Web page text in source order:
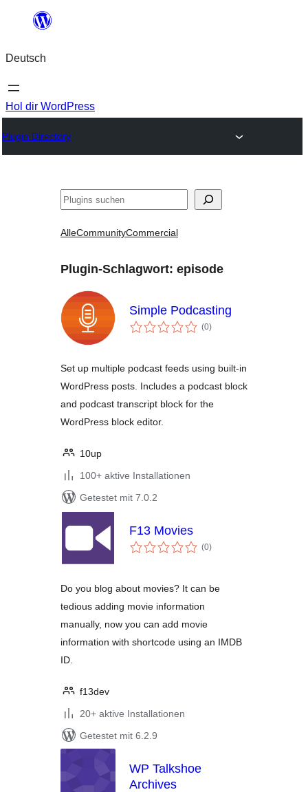
springen
Deutsch
Hol dir WordPress
Plugin Directory
Suchen
AlleCommunityCommercial
Plugin-Schlagwort: episode
Simple Podcasting
(0Bewertungen
insgesamt
)
Set up multiple podcast feeds using built-in
WordPress posts. Includes a podcast block
and podcast transcript block for the
WordPress block editor.
10up
100+ aktive Installationen
Getestet mit 7.0.2
F13 Movies
(0Bewertungen
insgesamt
)
Do you blog about movies? It can be
tedious adding movie information
manually, now you can add movie
information with shortcode using an IMDB
ID.
f13dev
20+ aktive Installationen
Getestet mit 6.2.9
WP Talkshoe
Archives